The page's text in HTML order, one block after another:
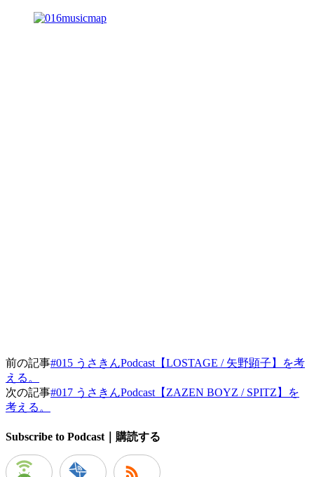
前の記事#015 うさきんPodcast【LOSTAGE / 矢野顕子】を考
える。
次の記事#017 うさきんPodcast【ZAZEN BOYZ / SPITZ】を
考える。
Subscribe to Podcast｜購読する